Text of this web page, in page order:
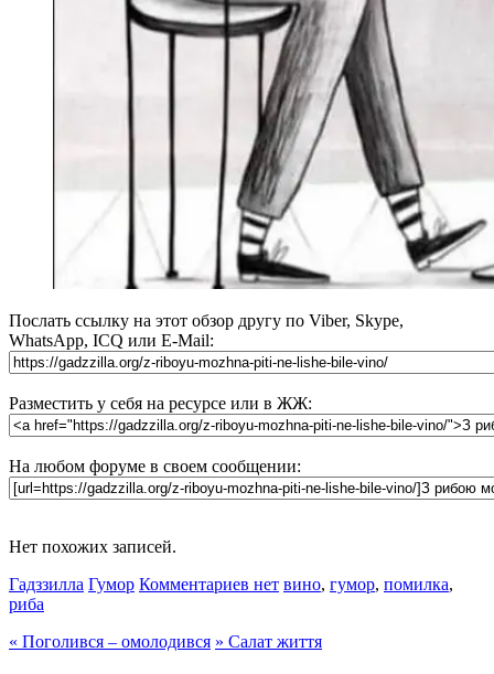
Послать ссылку на этот обзор другу по Viber, Skype,
WhatsApp, ICQ или E-Mail:
Разместить у себя на ресурсе или в ЖЖ:
На любом форуме в своем сообщении:
Нет похожих записей.
Гадззилла Гумор Комментариев нет вино, гумор, помилка,
риба
« Поголився – омолодився » Салат життя